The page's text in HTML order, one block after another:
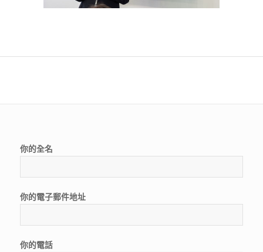
你的全名
你的電子郵件地址
你的電話